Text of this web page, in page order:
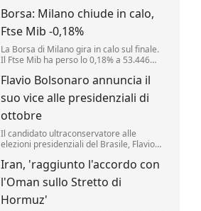
Borsa: Milano chiude in calo,
Ftse Mib -0,18%
La Borsa di Milano gira in calo sul finale.
Il Ftse Mib ha perso lo 0,18% a 53.446
tra i peggiori mentre i fari restano accesi
su Mps (+1,64%). .
Flavio Bolsonaro annuncia il
suo vice alle presidenziali di
ottobre
Il candidato ultraconservatore alle
elezioni presidenziali del Brasile, Flavio
che comporrà il ticket che sfiderà il
progressista Luiz Inácio da Lula agli
scrutini di ottobre.
Iran, 'raggiunto l'accordo con
l'Oman sullo Stretto di
Hormuz'